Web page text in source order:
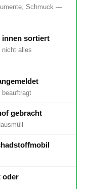
Schmuck —
innen sortiert
alles
beauftragt
gebracht
oder